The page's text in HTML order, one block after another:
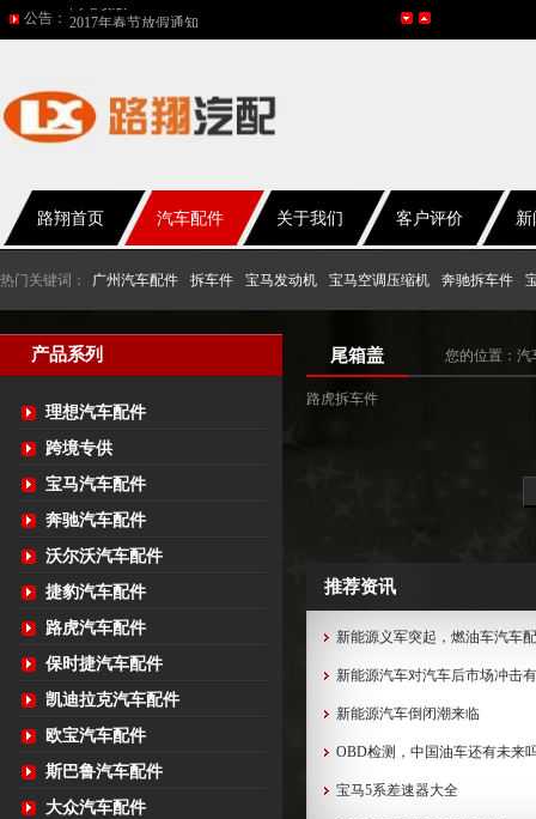
公告： 2016年国庆放假通知
五一放假通知
路翔首页 汽车配件 关于我们 客户评价
热门关键词： 广州汽车配件 拆车件 宝马发动机 宝马空调压缩机 奔驰拆车件
产品系列
理想汽车配件
跨境专供
宝马汽车配件
奔驰汽车配件
沃尔沃汽车配件
捷豹汽车配件
路虎汽车配件
保时捷汽车配件
凯迪拉克汽车配件
欧宝汽车配件
斯巴鲁汽车配件
大众汽车配件
您的位置： 汽
尾箱盖
路虎拆车件
推荐资讯
新能源义军突起，燃油车汽车
新能源汽车对汽车后市场冲击
新能源汽车倒闭潮来临
OBD检测，中国油车还有未来
宝马5系差速器大全